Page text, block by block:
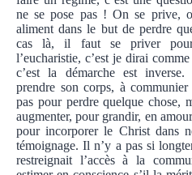
ne se pose pas ! On se prive,
aliment dans le but de perdre
cas là, il faut se priver
l’eucharistie, c’est je dirai
c’est la démarche est
prendre son corps, à
pas pour perdre quelque chose,
augmenter, pour grandir, en
pour incorporer le Christ dans
témoignage. Il n’y a pas si
restreignait l’accès à la